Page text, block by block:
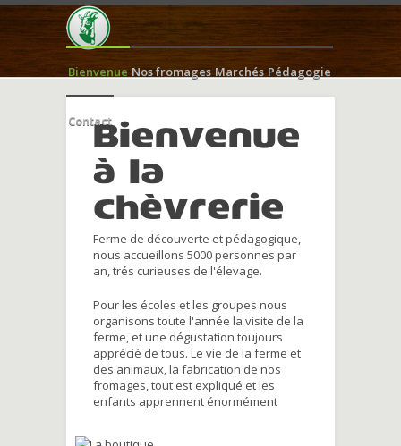
Bienvenue Nos fromages Marchés Pédagogie
ContactBienvenue
à la
chèvrerie
Ferme de découverte et pédagogique,
nous accueillons 5000 personnes par
an, trés curieuses de l'élevage.
Pour les écoles et les groupes nous
organisons toute l'année la visite de la
ferme, et une dégustation toujours
apprécié de tous. Le vie de la ferme et
des animaux, la fabrication de nos
fromages, tout est expliqué et les
enfants apprennent énormément